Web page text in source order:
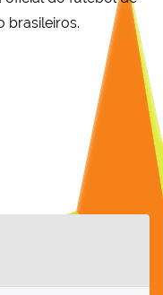
brasileiros.